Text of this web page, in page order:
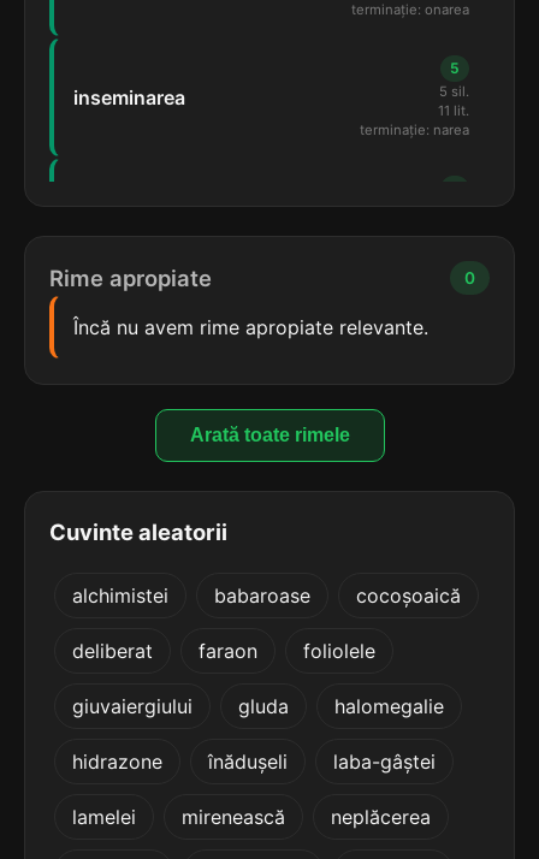
terminație: onarea
inseminarea
5
5 sil.
11 lit.
terminație: narea
5 sil.
încolonarea
încoronarea
terminație: onarea
11 lit.
terminație: narea
înseninarea
11 lit.
nerușinarea
Rime apropiate 0
Încă nu avem rime apropiate relevante.
Arată toate rimele
Cuvinte aleatorii
alchimistei babaroase cocoșoaică
deliberat faraon foliolele
giuvaiergiului gluda halomegalie
hidrazone înădușeli laba-gâștei
lamelei mirenească neplăcerea